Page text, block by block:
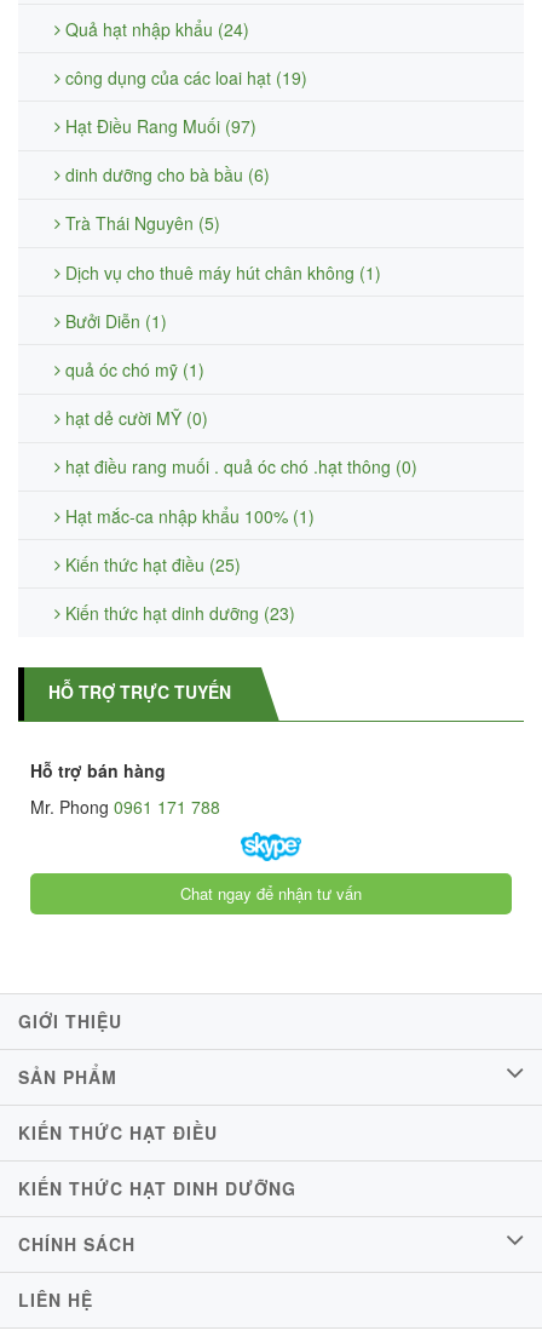
Quả hạt nhập khẩu (24)
công dụng của các loai hạt (19)
Hạt Điều Rang Muối (97)
dinh dưỡng cho bà bầu (6)
Trà Thái Nguyên (5)
Dịch vụ cho thuê máy hút chân không (1)
Bưởi Diễn (1)
quả óc chó mỹ (1)
hạt dẻ cười MỸ (0)
hạt điều rang muối . quả óc chó .hạt thông (0)
Hạt mắc-ca nhập khẩu 100% (1)
Kiến thức hạt điều (25)
Kiến thức hạt dinh dưỡng (23)
HỖ TRỢ TRỰC TUYẾN
Hỗ trợ bán hàng
Mr. Phong 0961 171 788
Chat ngay để nhận tư vấn
GIỚI THIỆU
SẢN PHẨM
KIẾN THỨC HẠT ĐIỀU
KIẾN THỨC HẠT DINH DƯỠNG
CHÍNH SÁCH
LIÊN HỆ